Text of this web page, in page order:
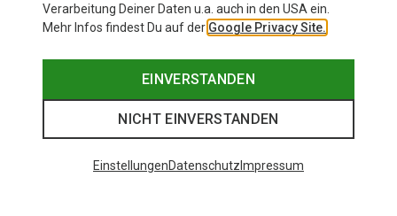
Verarbeitung Deiner Daten u.a. auch in den USA ein.
Mehr Infos findest Du auf der Google Privacy Site.
EINVERSTANDEN
NICHT EINVERSTANDEN
EinstellungenDatenschutz Impressum